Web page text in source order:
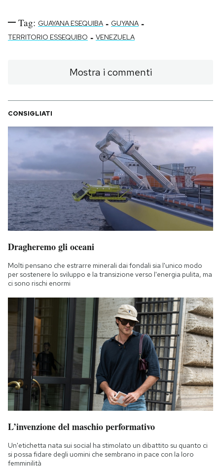
Tag: GUAYANA ESEQUIBA - GUYANA -
TERRITORIO ESSEQUIBO - VENEZUELA
Mostra i commenti
CONSIGLIATI
Dragheremo gli oceani
Molti pensano che estrarre minerali dai fondali sia l'unico modo
per sostenere lo sviluppo e la transizione verso l'energia pulita, ma
ci sono rischi enormi
L’invenzione del maschio performativo
Un'etichetta nata sui social ha stimolato un dibattito su quanto ci
si possa fidare degli uomini che sembrano in pace con la loro
femminilità